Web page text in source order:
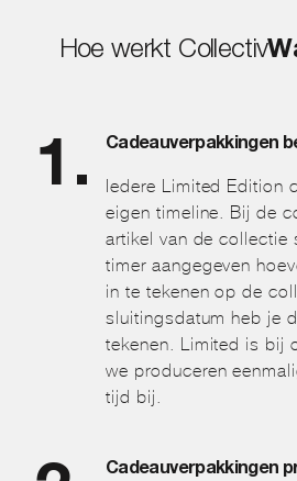
Hoe werkt Collectiv
Cadeauverpakkingen
Iedere Limited Edition
eigen timeline. Bij de
artikel van de collectie
timer aangegeven
in te tekenen op de
sluitingsdatum heb je
tekenen. Limited is bij
we produceren
tijd bij.
Cadeauverpakkingen